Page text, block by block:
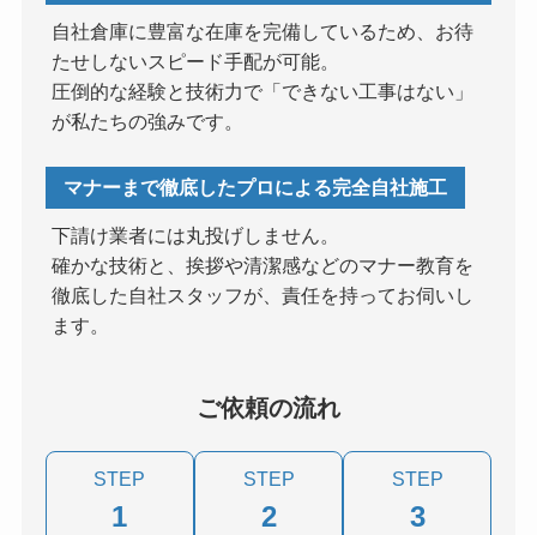
自社倉庫に豊富な在庫を完備しているため、お待
たせしないスピード手配が可能。
圧倒的な経験と技術力で「できない工事はない」
が私たちの強みです。
マナーまで徹底したプロによる完全自社施工
下請け業者には丸投げしません。
確かな技術と、挨拶や清潔感などのマナー教育を
徹底した自社スタッフが、責任を持ってお伺いし
ます。
ご依頼の流れ
STEP
1
STEP
2
STEP
3